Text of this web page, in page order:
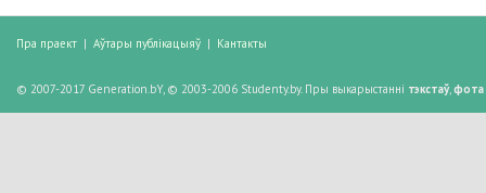
Пра праект | Аўтары публікацыяў | Кантакты
© 2007-2017 Generation.bY, © 2003-2006 Studenty.by. Пры выкарыстанні тэкстаў, фота